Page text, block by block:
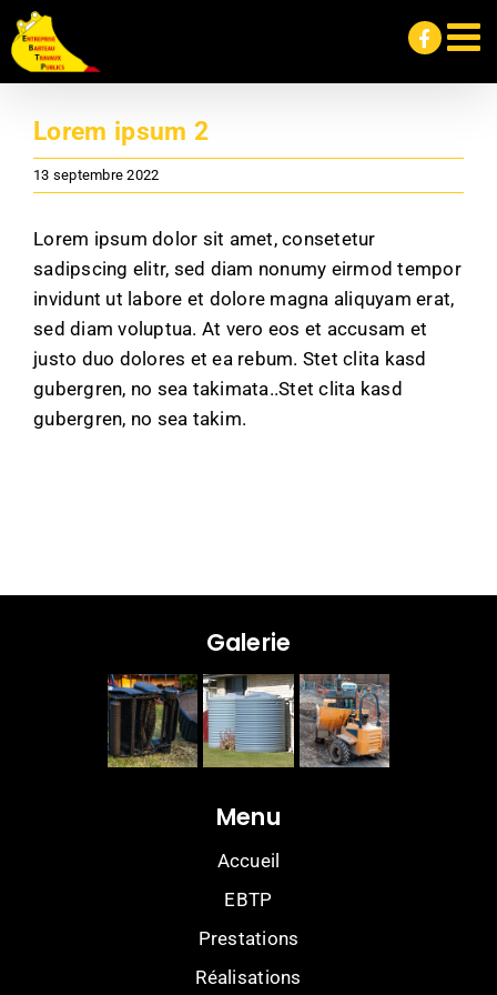
Passer
au
contenu
Lorem ipsum 2
13 septembre 2022
Lorem ipsum dolor sit amet, consetetur
sadipscing elitr, sed diam nonumy eirmod tempor
invidunt ut labore et dolore magna aliquyam erat,
sed diam voluptua. At vero eos et accusam et
justo duo dolores et ea rebum. Stet clita kasd
gubergren, no sea takimata..Stet clita kasd
gubergren, no sea takim.
Galerie
Menu
Accueil
EBTP
Prestations
Réalisations